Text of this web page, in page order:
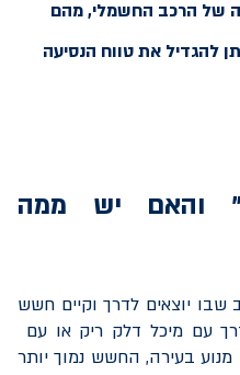
של הרכב החשמלי, מהם
להגדיל את טווח הנסיעה
והאם יש ממה
יוצאים לדרך וקיים חשש
עם מיכל דלק ריק או עם
בעירה, החשש נמוך יותר